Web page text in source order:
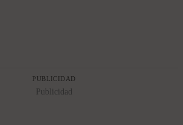
PUBLICIDAD
Publicidad